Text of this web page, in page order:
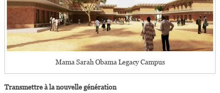
Mama Sarah Obama Legacy Campus
Transmettre à la nouvelle génération